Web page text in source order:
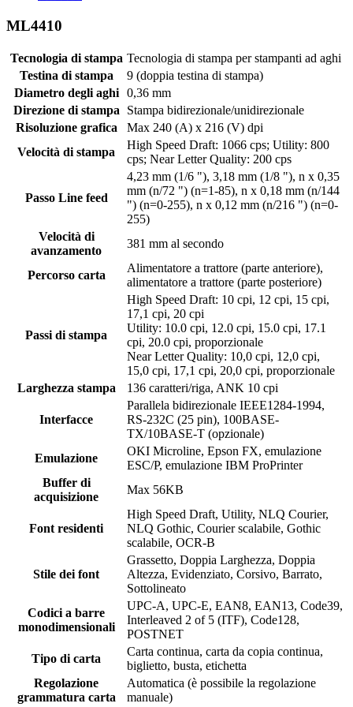
ML4410
Tecnologia di stampa Tecnologia di stampa per stampanti ad aghi
Testina di stampa
9 (doppia testina di stampa)
Diametro degli aghi
0,36 mm
Direzione di stampa
Stampa bidirezionale/unidirezionale
Risoluzione grafica
Max 240 (A) x 216 (V) dpi
Velocità di stampa
High Speed Draft: 1066 cps; Utility: 800
cps; Near Letter Quality: 200 cps
Passo Line feed
4,23 mm (1/6 "), 3,18 mm (1/8 "), n x 0,35
mm (n/72 ") (n=1-85), n x 0,18 mm (n/144
") (n=0-255), n x 0,12 mm (n/216 ") (n=0-
255)
Velocità di
avanzamento
381 mm al secondo
Percorso carta
Alimentatore a trattore (parte anteriore),
alimentatore a trattore (parte posteriore)
Passi di stampa
High Speed Draft: 10 cpi, 12 cpi, 15 cpi,
17,1 cpi, 20 cpi
Utility: 10.0 cpi, 12.0 cpi, 15.0 cpi, 17.1
cpi, 20.0 cpi, proporzionale
Near Letter Quality: 10,0 cpi, 12,0 cpi,
15,0 cpi, 17,1 cpi, 20,0 cpi, proporzionale
Larghezza stampa
136 caratteri/riga, ANK 10 cpi
Interfacce
Parallela bidirezionale IEEE1284-1994,
RS-232C (25 pin), 100BASE-
TX/10BASE-T (opzionale)
Emulazione
OKI Microline, Epson FX, emulazione
ESC/P, emulazione IBM ProPrinter
Buffer di
acquisizione
Max 56KB
Font residenti
High Speed Draft, Utility, NLQ Courier,
NLQ Gothic, Courier scalabile, Gothic
scalabile, OCR-B
Stile dei font
Grassetto, Doppia Larghezza, Doppia
Altezza, Evidenziato, Corsivo, Barrato,
Sottolineato
Codici a barre
monodimensionali
UPC-A, UPC-E, EAN8, EAN13, Code39,
Interleaved 2 of 5 (ITF), Code128,
POSTNET
Tipo di carta
Carta continua, carta da copia continua,
biglietto, busta, etichetta
Regolazione
grammatura carta
Automatica (è possibile la regolazione
manuale)